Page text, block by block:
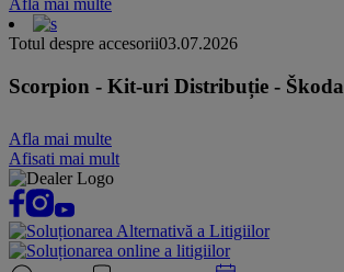
Afla mai multe
Totul despre accesorii03.07.2026
Scorpion - Kit-uri Distribuție - Škoda
Afla mai multe
Afisati mai mult